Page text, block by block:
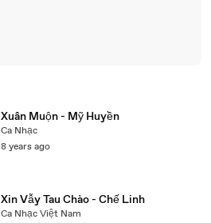
Xuân Muộn - Mỹ Huyền
Ca Nhạc
8 years ago
Xin Vẫy Tau Chào - Chế Linh
Ca Nhạc Việt Nam